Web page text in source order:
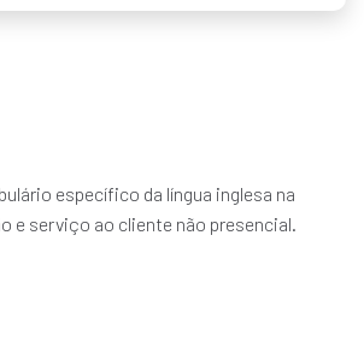
específico da língua inglesa na
e serviço ao cliente não presencial.